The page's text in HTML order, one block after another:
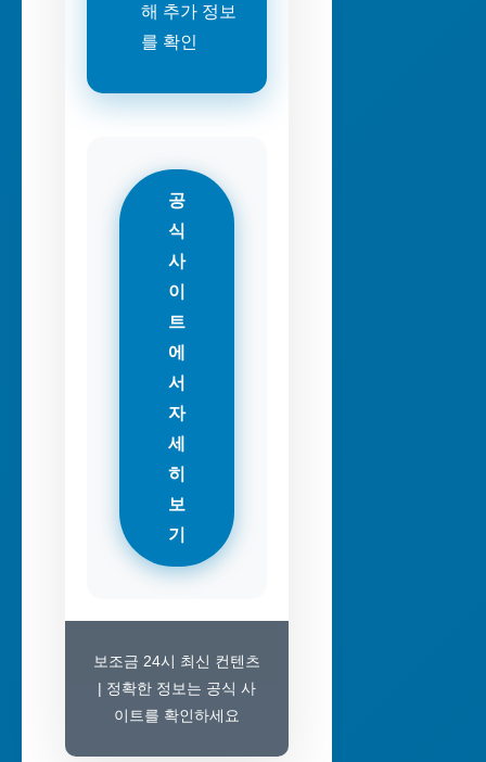
해 추가 정보
를 확인
공
식
사
이
트
에
서
자
세
히
보
기
보조금 24시 최신 컨텐츠
| 정확한 정보는 공식 사
이트를 확인하세요